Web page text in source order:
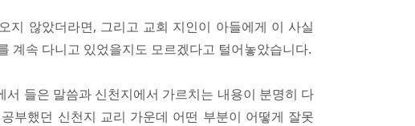
지 않았더라면, 그리고 교회 지인이 아들에게 이 사실
계속 다니고 있었을지도 모르겠다고 털어놓았습니다.
들은 말씀과 신천지에서 가르치는 내용이 분명히 다
부했던 신천지 교리 가운데 어떤 부분이 어떻게 잘못